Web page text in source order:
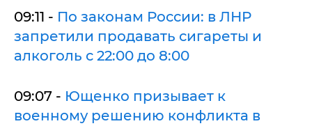
09:11 - По законам России: в ЛНР
запретили продавать сигареты и
алкоголь с 22:00 до 8:00
09:07 - Ющенко призывает к
военному решению конфликта в